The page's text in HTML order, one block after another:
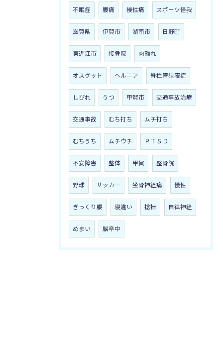
不眠症 腰痛 慢性痛 スポーツ怪我
滋賀県 伊賀市 湖南市 日野町
東近江市 接骨院 肉離れ
オスグット ヘルニア 脊柱管狭窄症
しびれ うつ 甲賀市 交通事故治療
交通事故 むち打ち ムチ打ち
むちうち ムチウチ ＰＴＳＤ
不安障害 整体 甲賀 整骨院
野球 サッカー 坐骨神経痛 慢性
ぎっくり腰 寝違い 捻挫 自律神経
めまい 脳卒中